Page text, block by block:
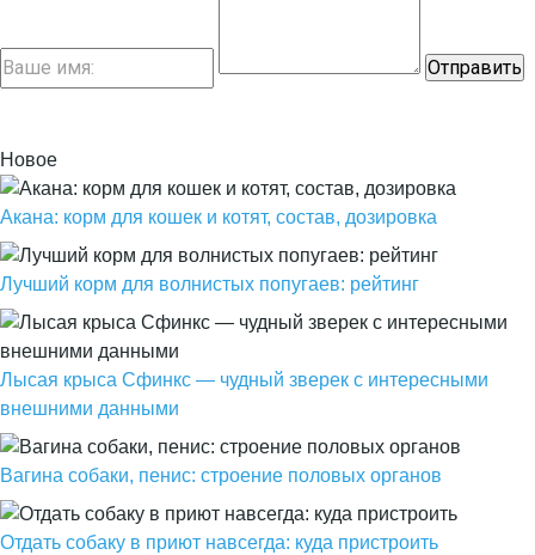
Новое
Акана: корм для кошек и котят, состав, дозировка
Лучший корм для волнистых попугаев: рейтинг
Лысая крыса Сфинкс — чудный зверек с интересными
внешними данными
Вагина собаки, пенис: строение половых органов
Отдать собаку в приют навсегда: куда пристроить